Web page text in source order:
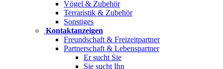
Vögel & Zubehör
Terraristik & Zubehör
Sonstiges
Kontaktanzeigen
Freundschaft & Freizeitpartner
Partnerschaft & Lebenspartner
Er sucht Sie
Sie sucht Ihn